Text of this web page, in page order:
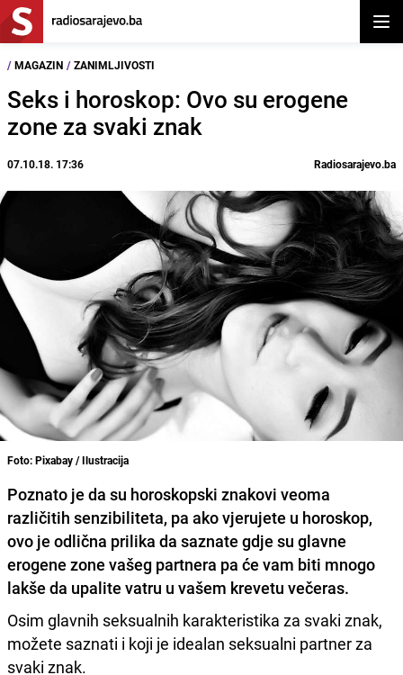
/ MAGAZIN / ZANIMLJIVOSTI
Seks i horoskop: Ovo su erogene
zone za svaki znak
07.10.18. 17:36 Radiosarajevo.ba
Foto: Pixabay / Ilustracija
Poznato je da su horoskopski znakovi veoma
različitih senzibiliteta, pa ako vjerujete u horoskop,
ovo je odlična prilika da saznate gdje su glavne
erogene zone vašeg partnera pa će vam biti mnogo
lakše da upalite vatru u vašem krevetu večeras.
Osim glavnih seksualnih karakteristika za svaki znak,
možete saznati i koji je idealan seksualni partner za
svaki znak.